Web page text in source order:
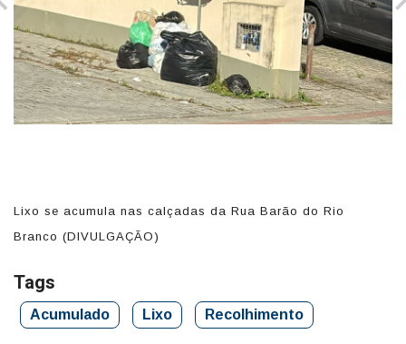
Lixo se acumula nas calçadas da Rua Barão do Rio
Branco (DIVULGAÇÃO)
Tags
Acumulado Lixo Recolhimento